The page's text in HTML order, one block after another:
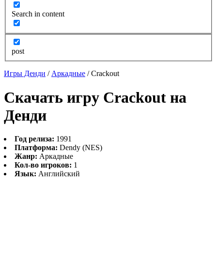
Search in content
post
Игры Денди / Аркадные /Crackout
Скачать игру Crackout на
Денди
Год релиза: 1991
Платформа: Dendy (NES)
Жанр: Аркадные
Кол-во игроков: 1
Язык: Английский